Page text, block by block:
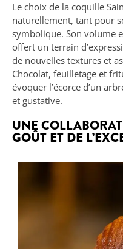
Le choix de la coquille
naturellement, tant pour
symbolique. Son volume
offert un terrain
de nouvelles textures et
Chocolat, feuilletage et
évoquer l’écorce d’un
et gustative.
UNE
GOÛT ET DE